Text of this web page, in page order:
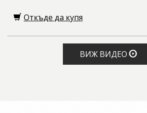
Откъде да купя
ВИЖ ВИДЕО